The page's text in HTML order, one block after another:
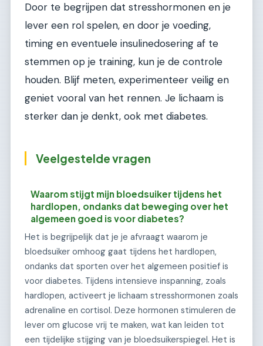
Door te begrijpen dat stresshormonen en je
lever een rol spelen, en door je voeding,
timing en eventuele insulinedosering af te
stemmen op je training, kun je de controle
houden. Blijf meten, experimenteer veilig en
geniet vooral van het rennen. Je lichaam is
sterker dan je denkt, ook met diabetes.
Veelgestelde vragen
Waarom stijgt mijn bloedsuiker tijdens het
hardlopen, ondanks dat beweging over het
algemeen goed is voor diabetes?
Het is begrijpelijk dat je je afvraagt waarom je
bloedsuiker omhoog gaat tijdens het hardlopen,
ondanks dat sporten over het algemeen positief is
voor diabetes. Tijdens intensieve inspanning, zoals
hardlopen, activeert je lichaam stresshormonen zoals
adrenaline en cortisol. Deze hormonen stimuleren de
lever om glucose vrij te maken, wat kan leiden tot
een tijdelijke stijging van je bloedsuikerspiegel. Het is